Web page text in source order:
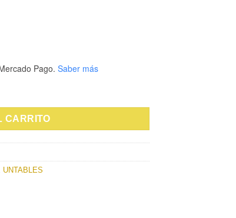
Pago. Saber más
284G cantidad
CARRITO
UNTABLES